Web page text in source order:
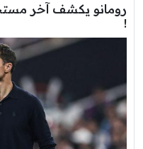
رومانو يكشف آخر
!